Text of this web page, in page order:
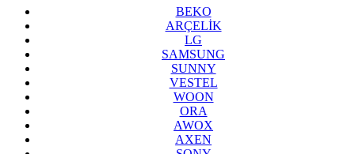
BEKO
ARÇELİK
LG
SAMSUNG
SUNNY
VESTEL
WOON
ORA
AWOX
AXEN